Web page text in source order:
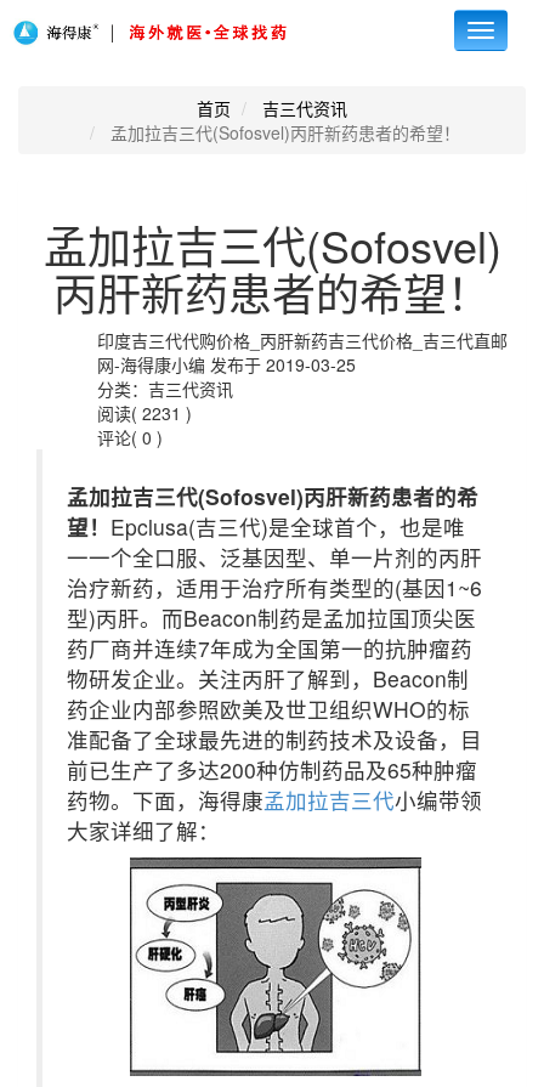
Toggle
首页
吉三代资讯
孟加拉吉三代(Sofosvel)丙肝新药患者的希望！
孟加拉吉三代(Sofosvel)
丙肝新药患者的希望！
印度吉三代代购价格_丙肝新药吉三代价格_吉三代直邮
网-海得康小编 发布于 2019-03-25
分类：吉三代资讯
阅读( 2231 )
评论( 0 )
孟加拉吉三代(Sofosvel)丙肝新药患者的希
望！ Epclusa(吉三代)是全球首个，也是唯
一一个全口服、泛基因型、单一片剂的丙肝
治疗新药，适用于治疗所有类型的(基因1~6
型)丙肝。而Beacon制药是孟加拉国顶尖医
药厂商并连续7年成为全国第一的抗肿瘤药
物研发企业。关注丙肝了解到，Beacon制
药企业内部参照欧美及世卫组织WHO的标
准配备了全球最先进的制药技术及设备，目
前已生产了多达200种仿制药品及65种肿瘤
药物。下面，海得康孟加拉吉三代小编带领
大家详细了解：